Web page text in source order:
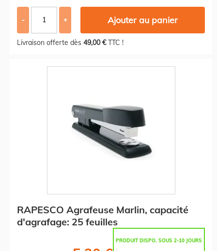
- + Ajouter au panier
Livraison offerte dès 49,00 €TTC !
RAPESCO Agrafeuse Marlin, capacité
d'agrafage: 25 feuilles
PRODUIT DISPO. SOUS 2-10 JOURS